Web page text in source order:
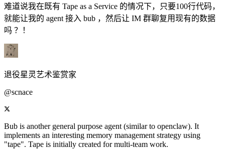
难道说我在既有 Tape as a Service 的情况下，只要100行代码，
就能让我的 agent 接入 bub ，然后让 IM 群聊复用现有的数据
吗 ？！
退役星灵艺术鉴赏家
@scnace
Bub is another general purpose agent (similar to openclaw). It
implements an interesting memory management strategy using
"tape". Tape is initially created for multi-team work.